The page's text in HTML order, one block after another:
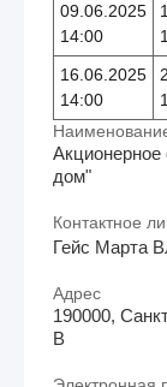
09.06.2025
14:00
16.06.2025
14:00
дом"
Контактное
Гейс Марта
Адрес
190000,
В